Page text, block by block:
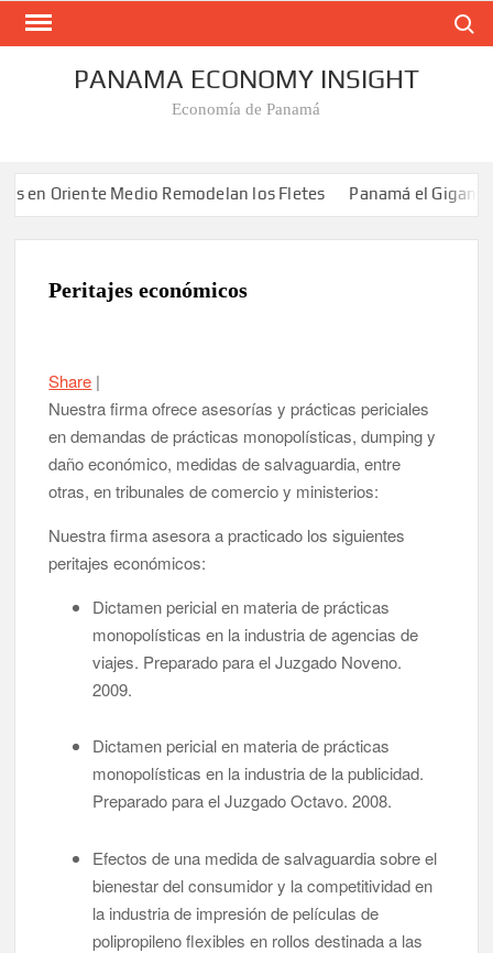
Saltar
PANAMA ECONOMY INSIGHT
Economía de Panamá
Oriente Medio Remodelan los Fletes Panamá el Gigante
Peritajes económicos
Share |
Nuestra firma ofrece asesorías y prácticas periciales
en demandas de prácticas monopolísticas, dumping y
daño económico, medidas de salvaguardia, entre
otras, en tribunales de comercio y ministerios:
Nuestra firma asesora a practicado los siguientes
peritajes económicos:
Dictamen pericial en materia de prácticas
monopolísticas en la industria de agencias de
viajes. Preparado para el Juzgado Noveno.
2009.
Dictamen pericial en materia de prácticas
monopolísticas en la industria de la publicidad.
Preparado para el Juzgado Octavo. 2008.
Efectos de una medida de salvaguardia sobre el
bienestar del consumidor y la competitividad en
la industria de impresión de películas de
polipropileno flexibles en rollos destinada a las